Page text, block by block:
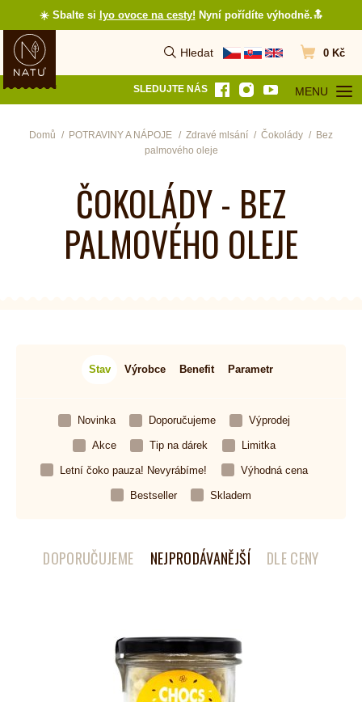
☀️ Sbalte si lyo ovoce na cesty! Nyní pořídíte výhodně.🔝
Hledat
Vyhledat Přejít do
0 Kč
SLEDUJTE NÁS MENU
OTEVŘÍT
Domů POTRAVINY A NÁPOJE Zdravé mlsání Čokolády
Bez
palmového oleje
ČOKOLÁDY - BEZ
PALMOVÉHO OLEJE
Stav Výrobce Benefit Parametr
Novinka Doporučujeme Výprodej
Akce Tip na dárek Limitka
Letní čoko pauza! Nevyrábíme! Výhodná cena
Bestseller Skladem
DOPORUČUJEME NEJPRODÁVANĚJŠÍ DLE CENY